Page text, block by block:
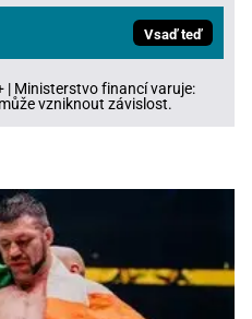
Vsaď teď
| Ministerstvo financí varuje:
vzniknout závislost.